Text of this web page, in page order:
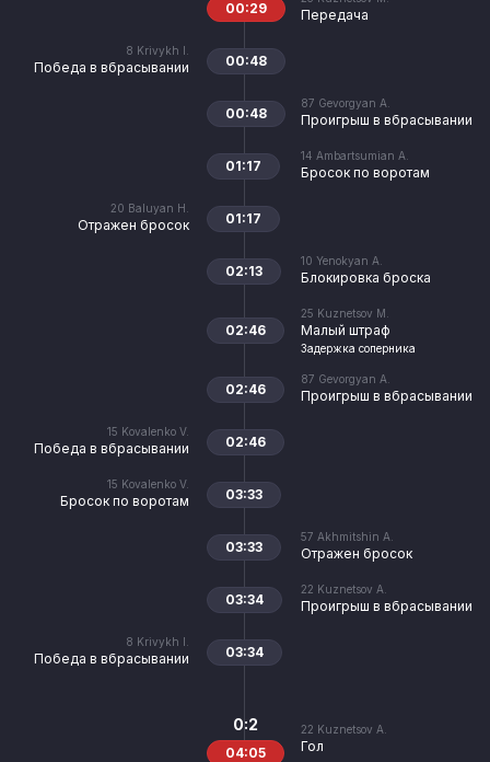
Передача
00:29
8 Krivykh I.
Победа в вбрасывании 00:48
87 Gevorgyan A.
Проигрыш в вбрасывании
00:48
14 Ambartsumian A.
Бросок по воротам
01:17
20 Baluyan H.
Отражен бросок 01:17
10 Yenokyan A.
Блокировка броска
02:13
25 Kuznetsov M.
Малый штраф
Задержка соперника
02:46
87 Gevorgyan A.
Проигрыш в вбрасывании
02:46
15 Kovalenko V.
Победа в вбрасывании 02:46
15 Kovalenko V.
Бросок по воротам 03:33
57 Akhmitshin A.
Отражен бросок
03:33
22 Kuznetsov A.
Проигрыш в вбрасывании
03:34
8 Krivykh I.
Победа в вбрасывании 03:34
22 Kuznetsov A.
Гол
0:2
04:05